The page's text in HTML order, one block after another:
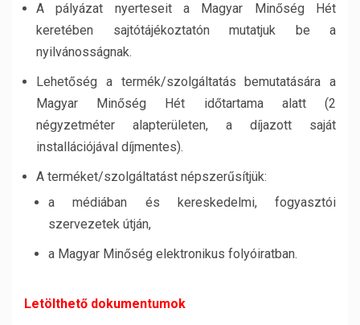
A pályázat nyerteseit a Magyar Minőség Hét
keretében sajtótájékoztatón mutatjuk be a
nyilvánosságnak.
Lehetőség a termék/szolgáltatás bemutatására a
Magyar Minőség Hét időtartama alatt (2
négyzetméter alapterületen, a díjazott saját
installációjával díjmentes).
A terméket/szolgáltatást népszerűsítjük:
a médiában és kereskedelmi, fogyasztói
szervezetek útján,
a Magyar Minőség elektronikus folyóiratban.
Letölthető dokumentumok